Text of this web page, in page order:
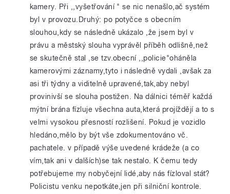
kamery. Při ,,vyšetřování " se nic nenašlo,ač systém
byl v provozu.Druhý: po potyčce s obecním
slouhou,kdy se následně ukázalo ,že jsem byl v
právu a městský slouha vyprávěl příběh odlišně,než
se skutečně stal ,se tzv.obecní ,,policie"oháněla
kamerovými záznamy,tyto i následně vydali ,avšak za
asi tři týdny a viditelně upravené,tak,aby nebyl
provinivší se slouha postižen. Na dálnici téměř každá
mýtní brána fízluje všechna auta,která projíždějí a to s
velmi vysokou přesností rozlišení. Pokud je vozidlo
hledáno,mělo by být vše zdokumentováno vč.
pachatele. v případě výše uvedené krádeže (a co
vím,tak ani v dalších)se tak nestalo. K čemu tedy
potřebujeme my nobyčejní lidé,aby nás fízloval stát?
Policistu venku nepotkáte,jen při silniční kontrole.